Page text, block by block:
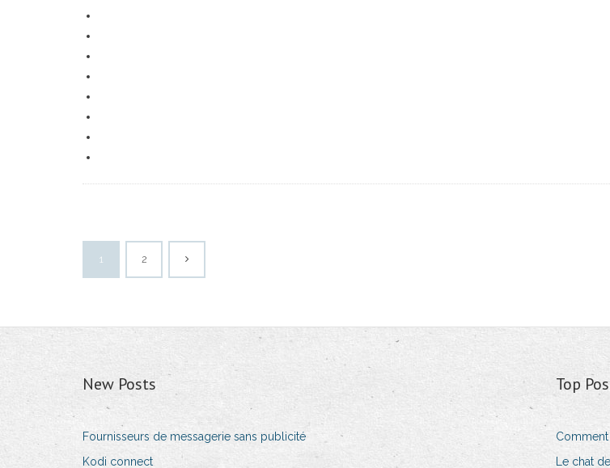
1 2
New Posts
Fournisseurs de messagerie sans publicité
Kodi connect
Top
Le chat